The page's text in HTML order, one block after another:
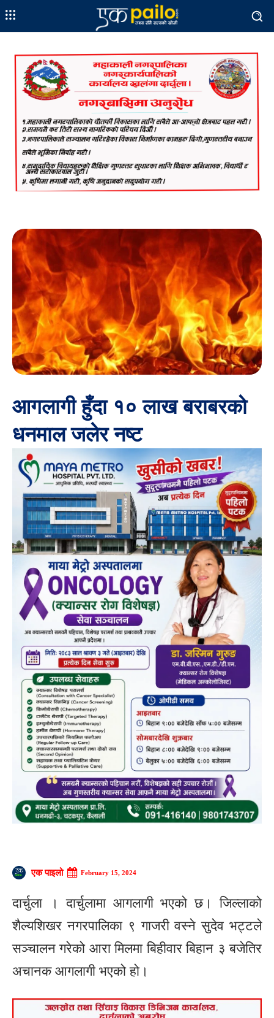
आगलागी हुँदा १० लाख बराबरको
धनमाल जलेर नष्ट
एक पाइलो February 15, 2024
दार्चुला । दार्चुलामा आगलागी भएको छ। जिल्लाको
शैल्यशिखर नगरपालिका ९ गाजरी वस्ने सुदेव भट्टले
सञ्चालन गरेको आरा मिलमा बिहीवार बिहान ३ बजेतिर
अचानक आगलागी भएको हो।